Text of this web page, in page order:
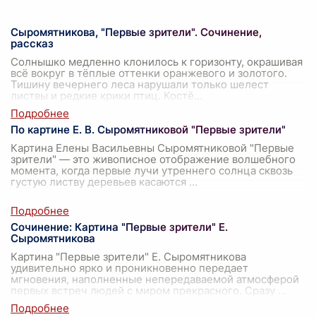
Сыромятникова, "Первые зрители". Сочинение,
рассказ
Солнышко медленно клонилось к горизонту, окрашивая
всё вокруг в тёплые оттенки оранжевого и золотого.
Тишину вечернего леса нарушали только шелест
листвы и редкие крики птиц. Костё
По картине Е. В. Сыромятниковой "Первые зрители"
Картина Елены Васильевны Сыромятниковой "Первые
зрители" — это живописное отображение волшебного
момента, когда первые лучи утреннего солнца сквозь
густую листву деревьев касаются ...
Сочинение: Картина "Первые зрители" Е.
Сыромятникова
Картина "Первые зрители" Е. Сыромятникова
удивительно ярко и проникновенно передает
мгновения, наполненные непередаваемой атмосферой
первых встреч людей с миром прекрасного. Сразу